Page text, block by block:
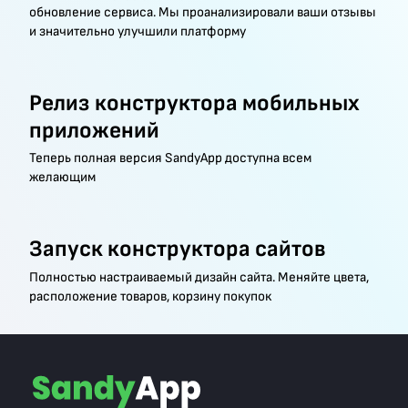
обновление сервиса. Мы проанализировали ваши отзывы
и значительно улучшили платформу
Релиз конструктора мобильных
приложений
Теперь полная версия SandyApp доступна всем
желающим
Запуск конструктора сайтов
Полностью настраиваемый дизайн сайта. Меняйте цвета,
расположение товаров, корзину покупок